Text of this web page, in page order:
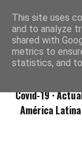
Covid-19·
América Latina
This site uses
and to analyze
shared with
metrics to
statistics, and